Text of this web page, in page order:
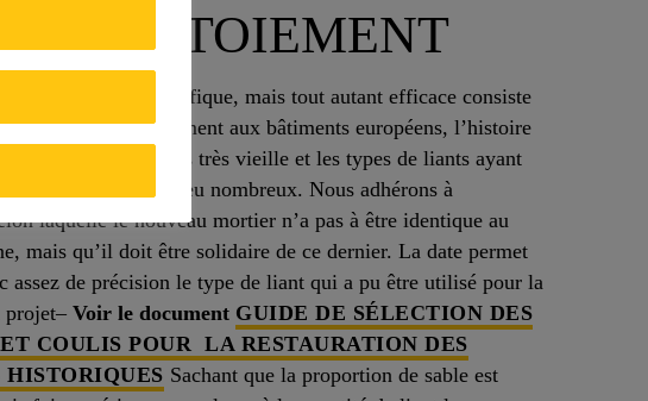
, moins scientifique, mais tout autant efficace consiste
du projet. Contrairement aux bâtiments européens, l’histoire
au Canada n’est pas très vieille et les types de liants ayant
relativement peu nombreux. Nous adhérons à
laquelle le nouveau mortier n’a pas à être identique au
mais qu’il doit être solidaire de ce dernier. La date permet
assez de précision le type de liant qui a pu être utilisé pour la
projet– Voir le document GUIDE DE SÉLECTION DES
COULIS POUR LA RESTAURATION DES
Sachant que la proportion de sable est